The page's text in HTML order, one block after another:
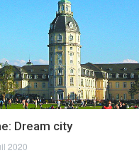
Dream city
2020